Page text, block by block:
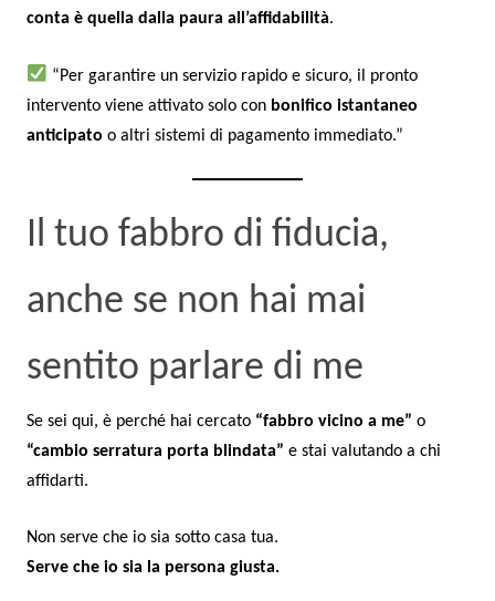
conta è quella dalla paura all’affidabilità.
“Per garantire un servizio rapido e sicuro, il pronto
intervento viene attivato solo con bonifico istantaneo
anticipato o altri sistemi di pagamento immediato.”
Il tuo fabbro di fiducia,
anche se non hai mai
sentito parlare di me
Se sei qui, è perché hai cercato “fabbro vicino a me” o
“cambio serratura porta blindata” e stai valutando a chi
affidarti.
Non serve che io sia sotto casa tua.
Serve che io sia la persona giusta.